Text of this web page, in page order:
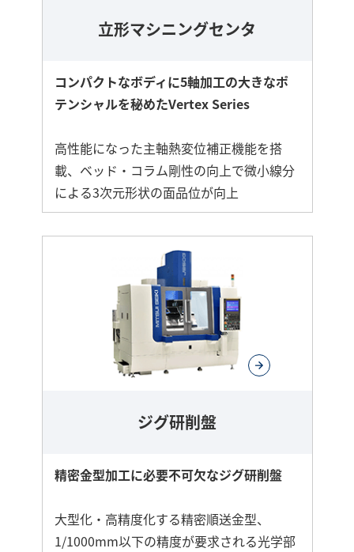
立形マシニングセンタ
コンパクトなボディに5軸加工の大きなポ
テンシャルを秘めたVertex Series
高性能になった主軸熱変位補正機能を搭
載、ベッド・コラム剛性の向上で微小線分
による3次元形状の面品位が向上
ジグ研削盤
精密金型加工に必要不可欠なジグ研削盤
大型化・高精度化する精密順送金型、
1/1000mm以下の精度が要求される光学部